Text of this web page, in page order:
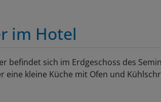
im Hotel
befindet sich im Erdgeschoss des
eine kleine Küche mit Ofen und